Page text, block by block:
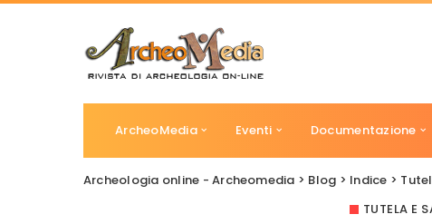
ArcheoMedia Eventi Documentazione
Archeologia online - Archeomedia > Blog > Indice >
TUTELA E